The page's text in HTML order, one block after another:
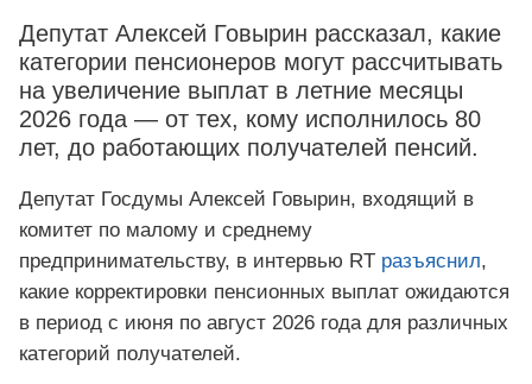
Депутат Алексей Говырин рассказал, какие
категории пенсионеров могут рассчитывать
на увеличение выплат в летние месяцы
2026 года — от тех, кому исполнилось 80
лет, до работающих получателей пенсий.
Депутат Госдумы Алексей Говырин, входящий в
комитет по малому и среднему
предпринимательству, в интервью RT разъяснил,
какие корректировки пенсионных выплат ожидаются
в период с июня по август 2026 года для различных
категорий получателей.